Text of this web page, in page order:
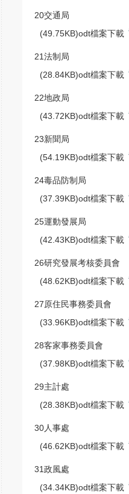
20交通局
(49.75KB)odt檔案下載
21法制局
(28.84KB)odt檔案下載
22地政局
(43.72KB)odt檔案下載
23新聞局
(54.19KB)odt檔案下載
24毒品防制局
(37.39KB)odt檔案下載
25運動發展局
(42.43KB)odt檔案下載
26研究發展考核委員會
(48.62KB)odt檔案下載
27原住民事務委員會
(33.96KB)odt檔案下載
28客家事務委員會
(37.98KB)odt檔案下載
29主計處
(28.38KB)odt檔案下載
30人事處
(46.62KB)odt檔案下載
31政風處
(34.34KB)odt檔案下載